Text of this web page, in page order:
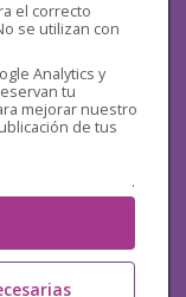
el correcto
se utilizan con
Analytics y
tu
mejorar nuestro
de tus
.